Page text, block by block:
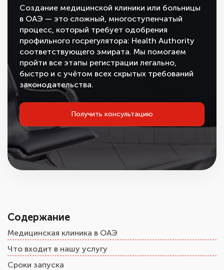
Создание медицинской клиники или больницы
в ОАЭ — это сложный, многоступенчатый
процесс, который требует одобрения
профильного госрегулятора: Health Authority
соответствующего эмирата. Мы помогаем
пройти все этапы регистрации легально,
быстро и с учётом всех скрытых требований
законодательства.
Получить консультацию
Содержание
Медицинская клиника в ОАЭ
Что входит в нашу услугу
Сроки запуска